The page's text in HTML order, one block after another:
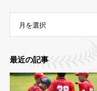
月を選択
最近の記事